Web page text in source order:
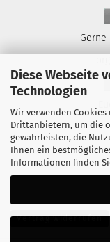
Diese Webseite
Technologien
Wir verwenden
Drittanbietern, um die
gewährleisten, die
Ihnen ein
Informationen finden
Vertrag widerrufen